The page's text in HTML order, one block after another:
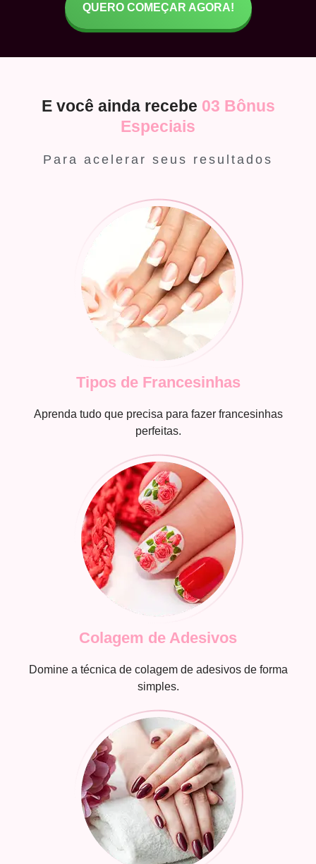
QUERO COMEÇAR AGORA!
E você ainda recebe 03 Bônus
Especiais
Para acelerar seus resultados
Tipos de Francesinhas
Aprenda tudo que precisa para fazer francesinhas
perfeitas.
Colagem de Adesivos
Domine a técnica de colagem de adesivos de forma
simples.